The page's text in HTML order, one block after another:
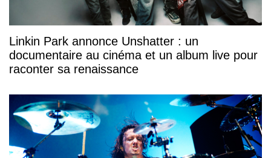
Linkin Park annonce Unshatter : un
documentaire au cinéma et un album live pour
raconter sa renaissance